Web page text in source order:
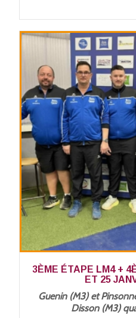
3ÈME ÉTAPE LM4 +
ET 25
Guenin (M3) et
Disson (M3)